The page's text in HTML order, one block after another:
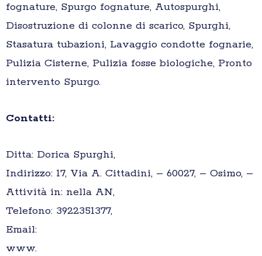
fognature, Spurgo fognature, Autospurghi,
Disostruzione di colonne di scarico, Spurghi,
Stasatura tubazioni, Lavaggio condotte fognarie,
Pulizia Cisterne, Pulizia fosse biologiche, Pronto
intervento Spurgo.
Contatti:
Ditta: Dorica Spurghi,
Indirizzo: 17, Via A. Cittadini, – 60027, – Osimo, –
Attività in: nella AN,
Telefono: 3922351377,
Email:
www.